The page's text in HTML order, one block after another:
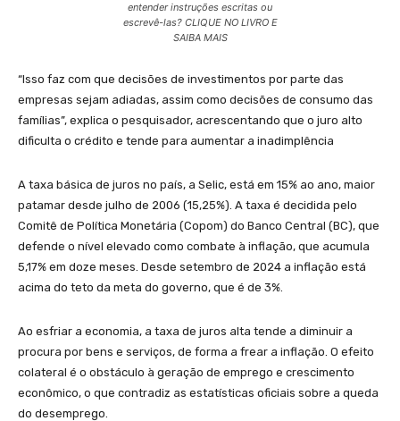
entender instruções escritas ou
escrevê-las? CLIQUE NO LIVRO E
SAIBA MAIS
“Isso faz com que decisões de investimentos por parte das
empresas sejam adiadas, assim como decisões de consumo das
famílias”, explica o pesquisador, acrescentando que o juro alto
dificulta o crédito e tende para aumentar a inadimplência
A taxa básica de juros no país, a Selic, está em 15% ao ano, maior
patamar desde julho de 2006 (15,25%). A taxa é decidida pelo
Comitê de Política Monetária (Copom) do Banco Central (BC), que
defende o nível elevado como combate à inflação, que acumula
5,17% em doze meses. Desde setembro de 2024 a inflação está
acima do teto da meta do governo, que é de 3%.
Ao esfriar a economia, a taxa de juros alta tende a diminuir a
procura por bens e serviços, de forma a frear a inflação. O efeito
colateral é o obstáculo à geração de emprego e crescimento
econômico, o que contradiz as estatísticas oficiais sobre a queda
do desemprego.